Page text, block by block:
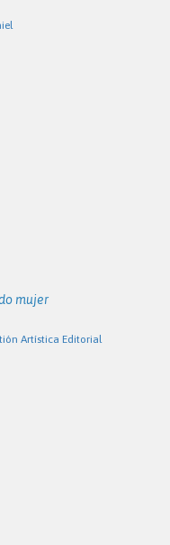
mujer
Artística Editorial